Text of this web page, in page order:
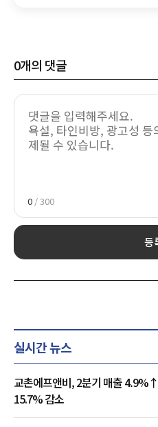
0개의 댓글
0 / 300
등
실시간 뉴스
교촌에프앤비, 2분기 매출
15.7% 감소